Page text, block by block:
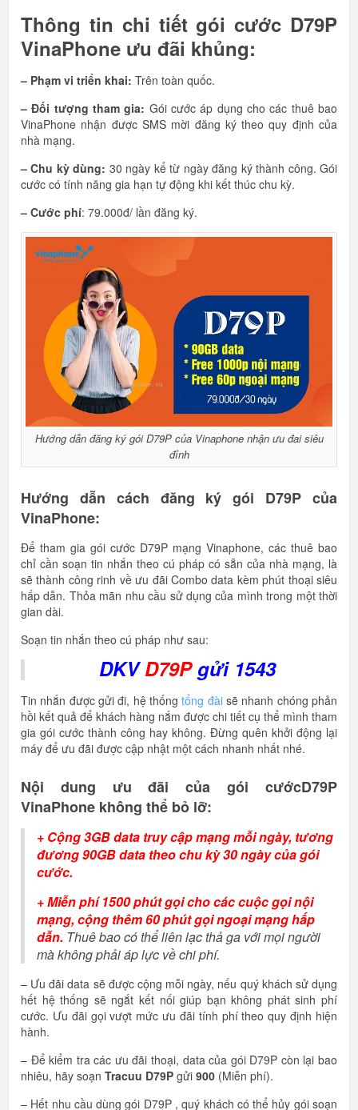
Thông tin chi tiết gói cước D79P
VinaPhone ưu đãi khủng:
– Phạm vi triển khai: Trên toàn quốc.
– Đối tượng tham gia: Gói cước áp dụng cho các thuê bao
VinaPhone nhận được SMS mời đăng ký theo quy định của
nhà mạng.
– Chu kỳ dùng: 30 ngày kể từ ngày đăng ký thành công. Gói
cước có tính năng gia hạn tự động khi kết thúc chu kỳ.
– Cước phí: 79.000đ/ lần đăng ký.
Hướng dẫn đăng ký gói D79P của Vinaphone nhận ưu đai siêu
đỉnh
Hướng dẫn cách đăng ký gói D79P của
VinaPhone:
Để tham gia gói cước D79P mạng Vinaphone, các thuê bao
chỉ cần soạn tin nhắn theo cú pháp có sẵn của nhà mạng, là
sẽ thành công rinh về ưu đãi Combo data kèm phút thoại siêu
hấp dẫn. Thỏa mãn nhu cầu sử dụng của mình trong một thời
gian dài.
Soạn tin nhắn theo cú pháp như sau:
DKVD79P gửi 1543
Tin nhắn được gửi đi, hệ thốngtổng đàisẽ nhanh chóng phản
hồi kết quả để khách hàng nắm được chi tiết cụ thể mình tham
gia gói cước thành công hay không. Đừng quên khởi động lại
máy để ưu đãi được cập nhật một cách nhanh nhất nhé.
Nội dung ưu đãi của gói cướcD79P
VinaPhone không thể bỏ lỡ:
+ Cộng 3GB data truy cập mạng mỗi ngày, tương
đương 90GB data theo chu kỳ 30 ngày của gói
cước.
+ Miễn phí 1500 phút gọi cho các cuộc gọi nội
mạng, cộng thêm 60 phút gọi ngoại mạng hấp
dẫn. Thuê bao có thể liên lạc thả ga với mọi người
mà không phải áp lực về chi phí.
– Ưu đãi data sẽ được cộng mỗi ngày, nếu quý khách sử dụng
hết hệ thống sẽ ngắt kết nối giúp bạn không phát sinh phí
cước. Ưu đãi gọi vượt mức ưu đãi tính phí theo quy định hiện
hành.
– Để kiểm tra các ưu đãi thoại, data của gói D79P còn lại bao
nhiêu, hãy soạn Tracuu D79P gửi 900 (Miễn phí).
– Hết nhu cầu dùng gói D79P , quý khách có thể hủy gói soạn